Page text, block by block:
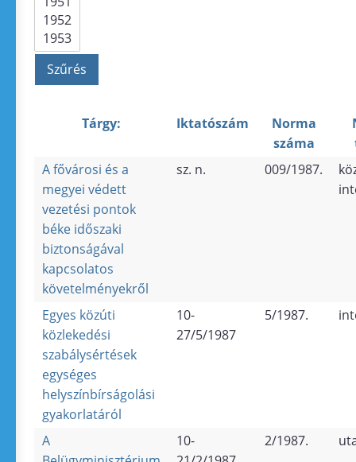
Tárgy: Iktatószám
Norma
száma
A fővárosi és a
megyei védett
vezetési pontok
béke időszaki
biztonságával
kapcsolatos
követelményekről
sz. n. 009/1987.
Egyes közúti
közlekedési
szabálysértések
egységes
helyszínbírságolási
gyakorlatáról
10-
27/5/1987
5/1987.
A
10-
2/1987.